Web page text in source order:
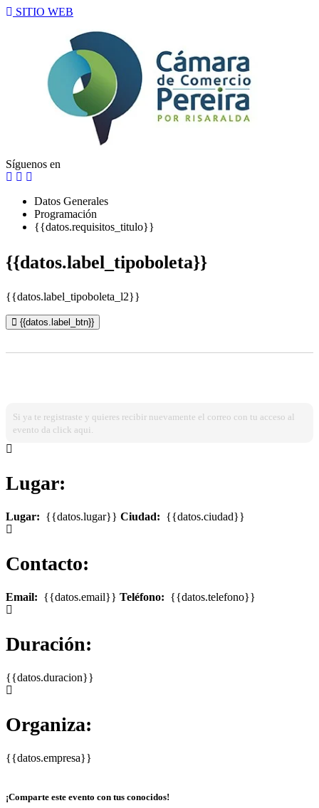
SITIO WEB
Síguenos en
Datos Generales
Programación
{{datos.requisitos_titulo}}
{{datos.label_tipoboleta}}
{{datos.label_tipoboleta_l2}}
{{datos.label_btn}}
Si ya te registraste y quieres recibir nuevamente el correo con tu acceso al
evento da click aqui.
Lugar:
Lugar: {{datos.lugar}} Ciudad: {{datos.ciudad}}
Contacto:
Email: {{datos.email}} Teléfono: {{datos.telefono}}
Duración:
{{datos.duracion}}
Organiza:
{{datos.empresa}}
¡Comparte este evento con tus conocidos!